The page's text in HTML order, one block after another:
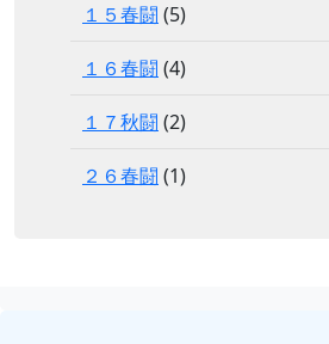
１５春闘 (5)
１６春闘 (4)
１７秋闘 (2)
２６春闘 (1)